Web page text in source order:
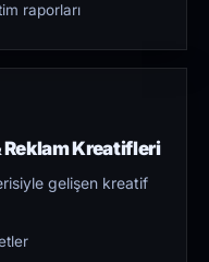
raporları
Reklam Kreatifleri
gelişen kreatif